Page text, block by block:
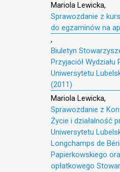
Mariola Lewicka,
Sprawozdanie z
do egzaminów na
,
Biuletyn
Przyjaciół
Uniwersytetu
(2011)
Mariola Lewicka,
Sprawozdanie z
Życie i działalność
Uniwersytetu
Longchamps de
Papierkowskiego
opłatkowego